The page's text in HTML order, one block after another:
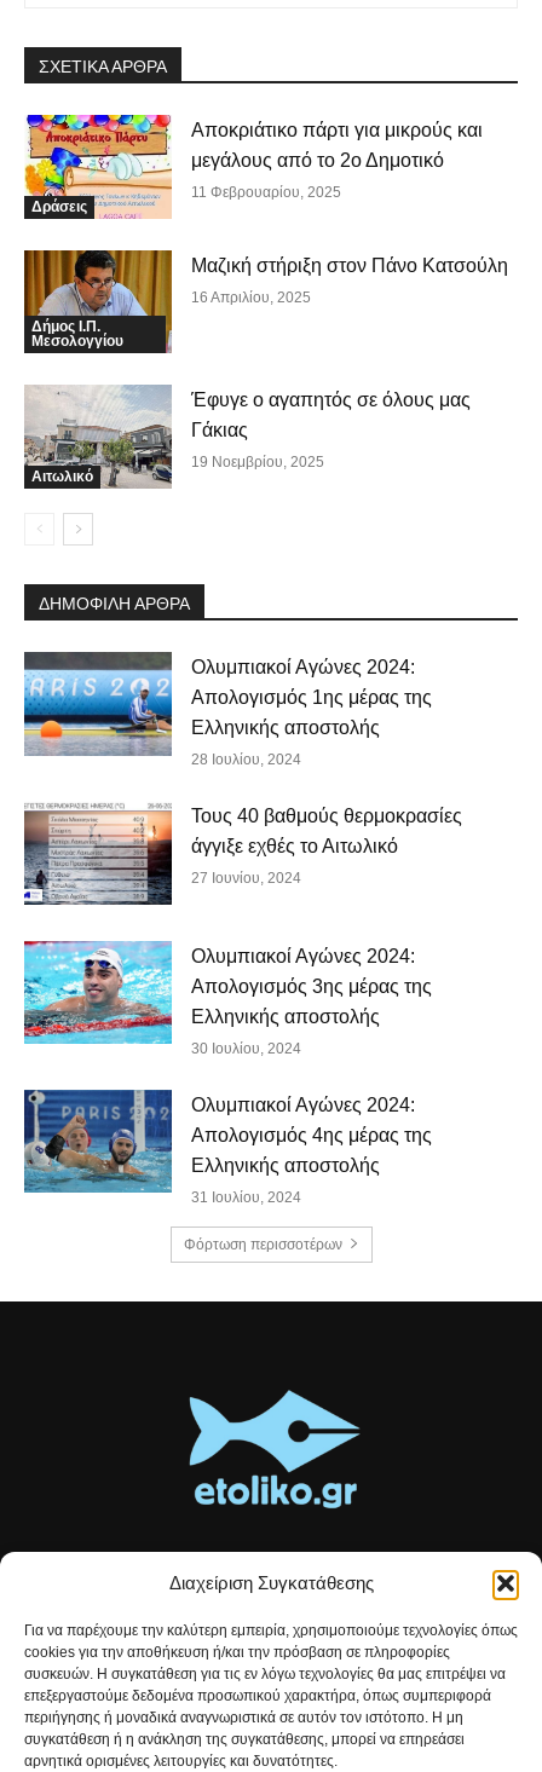
Διαχείριση Συγκατάθεσης
Για να παρέχουμε την καλύτερη εμπειρία, χρησιμοποιούμε τεχνολογίες όπως
cookies για την αποθήκευση ή/και την πρόσβαση σε πληροφορίες
συσκευών. Η συγκατάθεση για τις εν λόγω τεχνολογίες θα μας επιτρέψει να
επεξεργαστούμε δεδομένα προσωπικού χαρακτήρα, όπως συμπεριφορά
περιήγησης ή μοναδικά αναγνωριστικά σε αυτόν τον ιστότοπο. Η μη
συγκατάθεση ή η ανάκληση της συγκατάθεσης, μπορεί να επηρεάσει
αρνητικά ορισμένες λειτουργίες και δυνατότητες.
ΣΧΕΤΙΚΑ ΑΡΘΡΑ
Δράσεις
Αποκριάτικο πάρτι για μικρούς και
μεγάλους από το 2ο Δημοτικό
11 Φεβρουαρίου, 2025
Δήμος Ι.Π.
Μεσολογγίου
Μαζική στήριξη στον Πάνο Κατσούλη
16 Απριλίου, 2025
Αιτωλικό
Έφυγε ο αγαπητός σε όλους μας
Γάκιας
19 Νοεμβρίου, 2025
ΔΗΜΟΦΙΛΗ ΑΡΘΡΑ
Ολυμπιακοί Αγώνες 2024:
Απολογισμός 1ης μέρας της
Ελληνικής αποστολής
28 Ιουλίου, 2024
Τους 40 βαθμούς θερμοκρασίες
άγγιξε εχθές το Αιτωλικό
27 Ιουνίου, 2024
Ολυμπιακοί Αγώνες 2024:
Απολογισμός 3ης μέρας της
Ελληνικής αποστολής
30 Ιουλίου, 2024
Ολυμπιακοί Αγώνες 2024:
Απολογισμός 4ης μέρας της
Ελληνικής αποστολής
31 Ιουλίου, 2024
Φόρτωση περισσοτέρων
Τοπικές ειδήσεις, αναλύσεις και ιστορίες από το Αιτωλικό
Αρθρογραφία που συνδέει, εμπνέει και ενημερώνει.
Επικοινωνήστε μαζί μας:etolikogr@gmail.com